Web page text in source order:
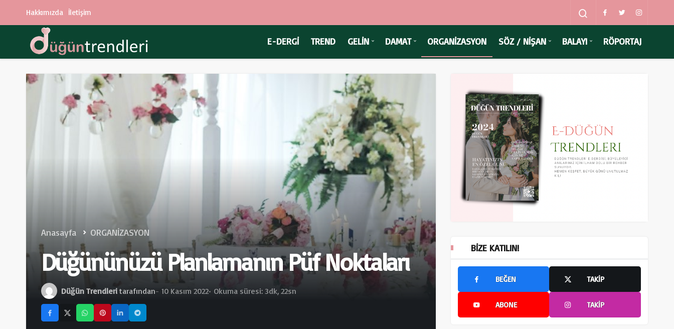
Hakkımızda İletişim
E-DERGİ TREND GELİN DAMAT ORGANİZASYON SÖZ / NİŞAN BALAYI RÖPORTAJ
Anasayfa ORGANİZASYON
Düğününüzü Planlamanın Püf Noktaları
Düğün Trendleri tarafından 10 Kasım 2022 Okuma süresi: 3dk, 22sn
BIZE KATILIN!
BEĞEN TAKIP
ABONE TAKIP